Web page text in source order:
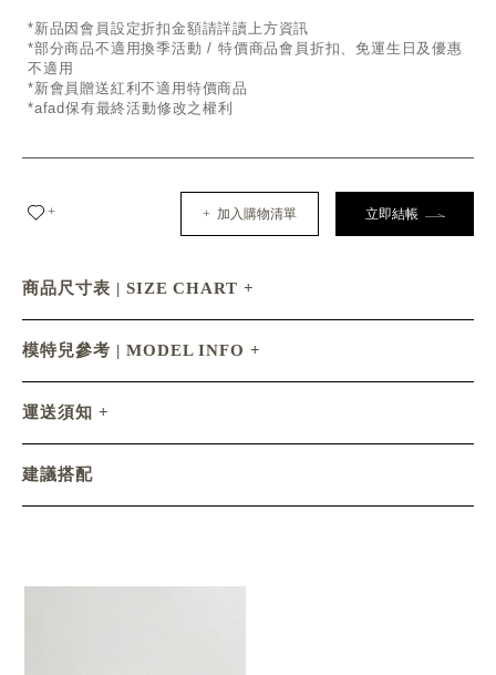
*新品因會員設定折扣金額請詳讀上方資訊
*部分商品不適用換季活動 / 特價商品會員折扣、免運生日及優惠
不適用
*新會員贈送紅利不適用特價商品
*afad保有最終活動修改之權利
+ + 加入購物清單 立即結帳
商品尺寸表 | SIZE CHART
模特兒參考 | MODEL INFO
運送須知
建議搭配